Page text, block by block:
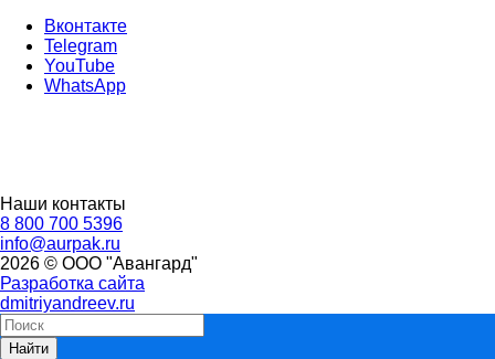
Вконтакте
Telegram
YouTube
WhatsApp
Наши контакты
8 800 700 5396
info@aurpak.ru
2026 © ООО "Авангард"
Разработка сайта
dmitriyandreev.ru
Найти